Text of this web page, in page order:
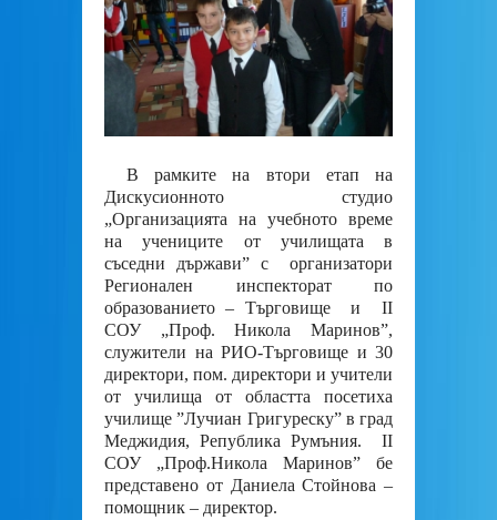
В рамките на втори етап на
Дискусионното студио
„Организацията на учебното време
на учениците от училищата в
съседни държави” с организатори
Регионален инспекторат по
образованието – Търговище и II
СОУ „Проф. Никола Маринов”,
служители на РИО-Търговище и 30
директори, пом. директори и учители
от училища от областта посетиха
училище ”Лучиан Григуреску” в град
Меджидия, Република Румъния. ІІ
СОУ „Проф.Никола Маринов” бе
представено от Даниела Стойнова –
помощник – директор.